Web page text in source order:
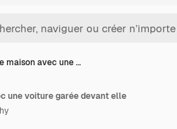
maison avec une …
une voiture garée devant elle